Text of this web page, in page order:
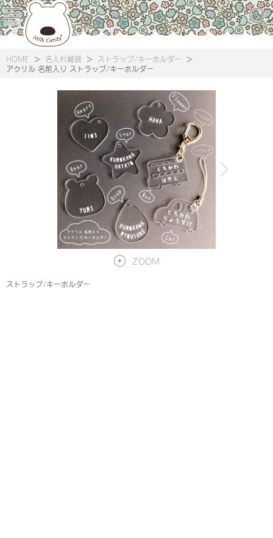
HOME 名入れ雑貨
ストラップ/キーホルダー
アクリル 名前入り ストラップ/キーホルダー
ZOOM
ストラップ/キーホルダー